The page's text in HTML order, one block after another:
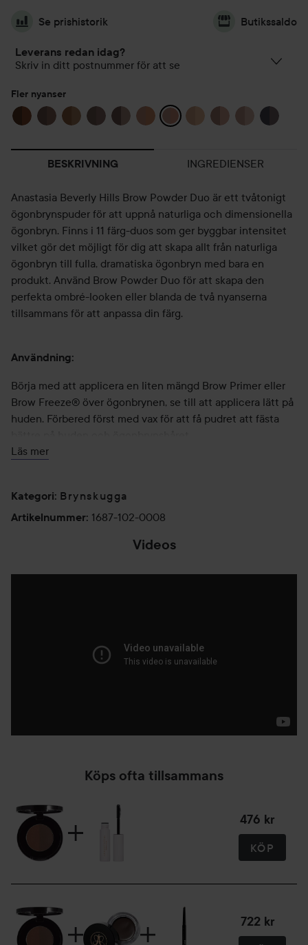
Se prishistorik Butikssaldo
Leverans redan idag?
Skriv in ditt postnummer för att se
Fler nyanser
BESKRIVNING INGREDIENSER
Anastasia Beverly Hills Brow Powder Duo är ett tvåtonigt
ögonbrynspuder för att uppnå naturliga och dimensionella
ögonbryn. Finns i 11 färg-duos som ger byggbar intensitet
vilket gör det möjligt för dig att skapa allt från naturliga
ögonbryn till fulla, dramatiska ögonbryn med bara en
produkt. Använd Brow Powder Duo för att skapa den
perfekta ombré-looken eller blanda de två nyanserna
tillsammans för att anpassa din färg.
Användning:
Börja med att applicera en liten mängd Brow Primer eller
Brow Freeze® över ögonbrynen, se till att applicera lätt på
huden. Förbered först med vax för att få pudret att fästa
Sedan blandar du vaxet genom ögonbrynen med spoolie-
borsten. Använd den vinklade sidan av Borste 7B, applicera
den djupare nyansen av Brow Powder Duo från den högsta
punkten av ögonbrynen och arbeta mot slutet av
spoolie-borsten för en naturlig finish.
Läs mer
Kategori: Brynskugga
Artikelnummer: 1687-102-0008
Videos
Köps ofta tillsammans
476 kr
KÖP
722 kr